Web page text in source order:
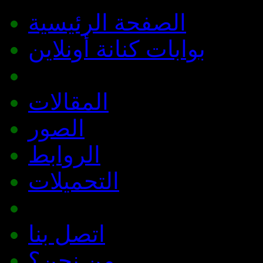
الصفحة الرئيسية
بوابات كنانة أونلاين
المقالات
الصور
الروابط
التحميلات
اتصل بنا